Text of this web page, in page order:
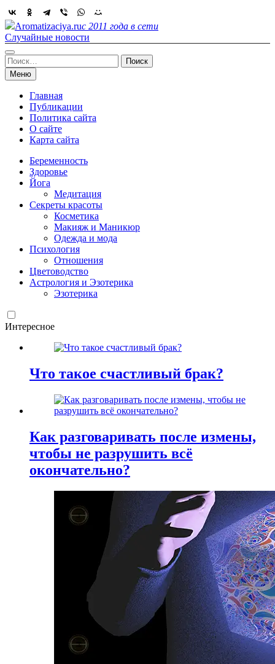
Skip
to
content
Aromatizaciya.ruс 2011 года в сети
Случайные новости
Найти:
Меню
Главная
Публикации
Политика сайта
О сайте
Карта сайта
Беременность
Здоровье
Йога
Медитация
Секреты красоты
Косметика
Макияж и Маникюр
Одежда и мода
Психология
Отношения
Цветоводство
Астрология и Эзотерика
Эзотерика
Интересное
Что такое счастливый брак?
Как разговаривать после измены,
чтобы не разрушить всё
окончательно?